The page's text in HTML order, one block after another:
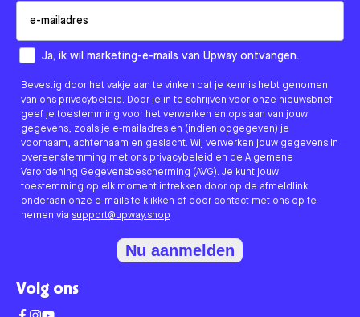
How would you like to hear from us?
Ja, ik wil marketing-e-mails van Upway ontvangen.
Bevestig door het vakje aan te vinken dat je kennis hebt genomen
van ons privacybeleid. Door je in te schrijven voor onze nieuwsbrief
geef je toestemming voor het verwerken en opslaan van jouw
gegevens, zoals je e-mailadres en (indien opgegeven) je
voornaam, achternaam en geslacht. Wij verwerken jouw gegevens in
overeenstemming met ons privacybeleid en de Algemene
Verordening Gegevensbescherming (AVG). Je kunt jouw
toestemming op elk moment intrekken door op de afmeldlink
onderaan onze e-mails te klikken of door contact met ons op te
nemen via support@upway.shop
Nu aanmelden
Volg ons